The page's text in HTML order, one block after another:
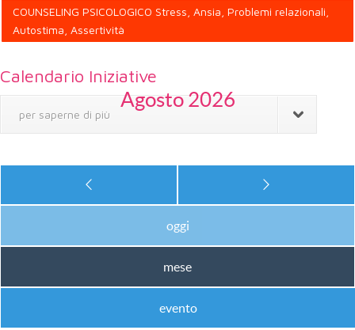
COUNSELING PSICOLOGICO Stress, Ansia, Problemi relazionali,
Autostima, Assertività
Calendario Iniziative
per saperne di più
Agosto 2026
oggi
mese
evento